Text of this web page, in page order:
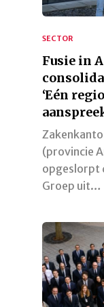
SECTOR
Fusie in
‘Eén
(provincie
opgeslorpt
Groep uit…